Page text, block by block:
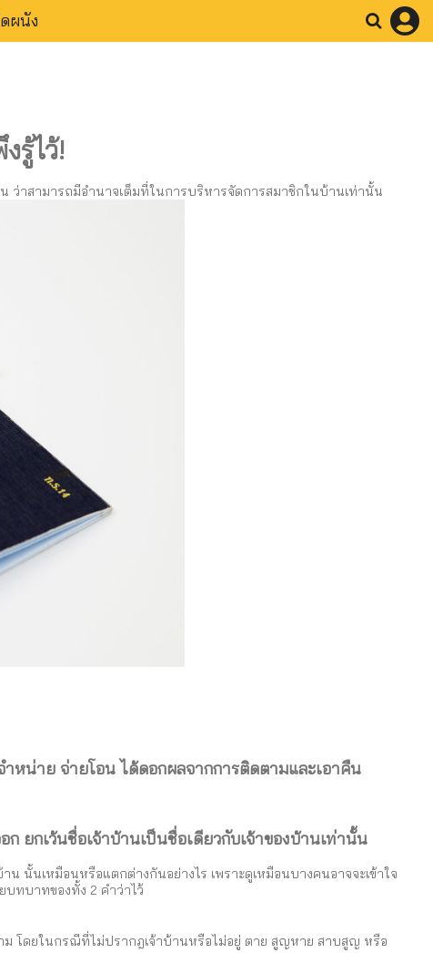
ผนัง
รู้ไว้!
ว่าสามารถมีอำนาจเต็มที่ในการบริหารจัดการสมาชิกในบ้านเท่านั้น
หน่าย จ่ายโอน ได้ดอกผลจากการติดตามและเอาคืน
ยกเว้นชื่อเจ้าบ้านเป็นชื่อเดียวกับเจ้าของบ้านเท่านั้น
น นั้นเหมือนหรือแตกต่างกันอย่างไร เพราะดูเหมือนบางคนอาจจะเข้าใจ
ทบาทของทั้ง 2 คำว่าไว้
ม โดยในกรณีที่ไม่ปรากฎเจ้าบ้านหรือไม่อยู่ ตาย สูญหาย สาบสูญ หรือ